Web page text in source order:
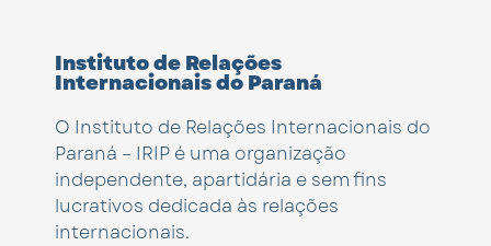
Instituto de Relações
Internacionais do Paraná
O Instituto de Relações Internacionais do
Paraná – IRIP é uma organização
independente, apartidária e sem fins
lucrativos dedicada às relações
internacionais.